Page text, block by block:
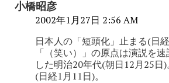
小橋昭彦
2002年1月27日 2:56 AM
日本人の「短頭化」止まる(日
「（笑い）」の原点は演説を
した明治20年代(朝日12月25日
(日経1月11日)。